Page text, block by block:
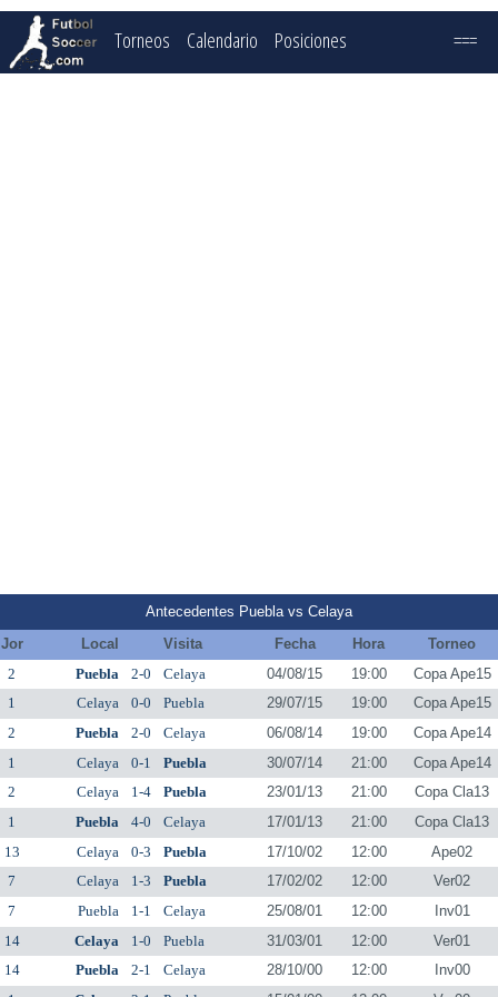
Torneos Calendario Posiciones ===
Antecedentes Puebla vs Celaya
Jor
Local Visita Fecha Hora
Torneo
2
Puebla 2-0 Celaya 04/08/15 19:00
Copa Ape15
1
Celaya 0-0 Puebla 29/07/15 19:00
Copa Ape15
2
Puebla 2-0 Celaya 06/08/14 19:00
Copa Ape14
1
Celaya 0-1 Puebla 30/07/14 21:00
Copa Ape14
2
Celaya 1-4 Puebla 23/01/13 21:00
Copa Cla13
1
Puebla 4-0 Celaya 17/01/13 21:00
Copa Cla13
13
Celaya 0-3 Puebla 17/10/02 12:00
Ape02
7
Celaya 1-3 Puebla 17/02/02 12:00
Ver02
7
Puebla 1-1 Celaya 25/08/01 12:00
Inv01
14
Celaya 1-0 Puebla 31/03/01 12:00
Ver01
14
Puebla 2-1 Celaya 28/10/00 12:00
Inv00